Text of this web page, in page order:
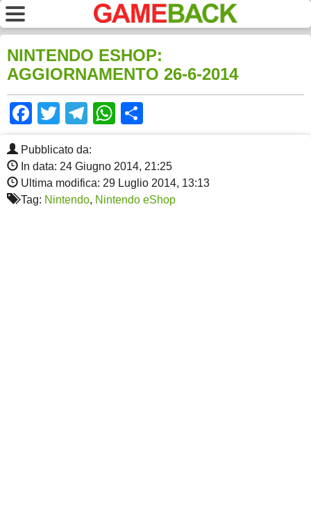
NINTENDO ESHOP:
AGGIORNAMENTO 26-6-2014
Facebook
TwitterTelegram
WhatsApp
Pubblicato da:
In data: 24 Giugno 2014, 21:25
Ultima modifica: 29 Luglio 2014, 13:13
Tag: Nintendo, Nintendo eShop